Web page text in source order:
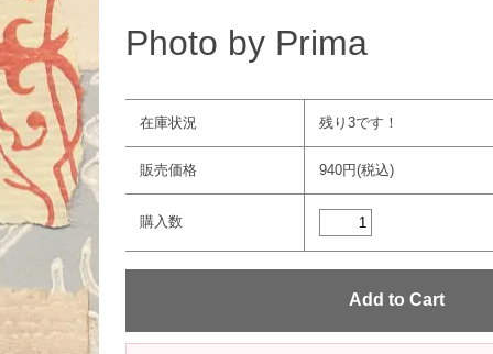
Photo by Prima
在庫状況 残り3です！
販売価格 940円(税込)
購入数